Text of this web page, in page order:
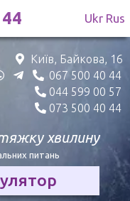
Ukr Rus
хвилину
питань
Київ, Байкова, 16
067 500 40 44
044 599 00 57
073 500 40 44